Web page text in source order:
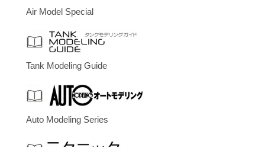
Air Model Special
Tank Modeling Guide
Auto Modeling Series